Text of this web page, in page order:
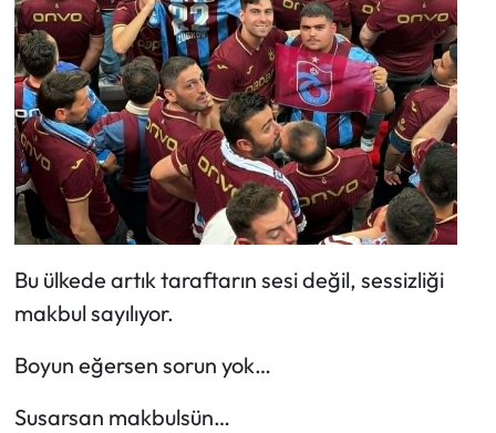
Bu ülkede artık taraftarın sesi değil, sessizliği
makbul sayılıyor.
Boyun eğersen sorun yok…
Susarsan makbulsün…